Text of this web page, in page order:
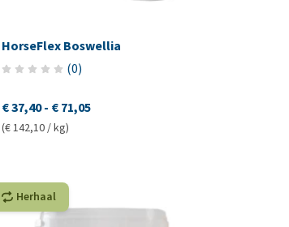
HorseFlex Boswellia
(0)
€ 37,40- € 71,05
(€ 142,10 / kg)
Herhaal